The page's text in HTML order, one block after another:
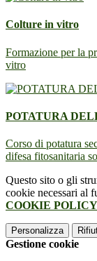
Colture in vitro
Formazione per la
vitro
POTATURA
Corso di potatura
difesa fitosanitaria
Questo sito o gli
cookie necessari al
COOKIE POLICY
Personalizza
Gestione cookie